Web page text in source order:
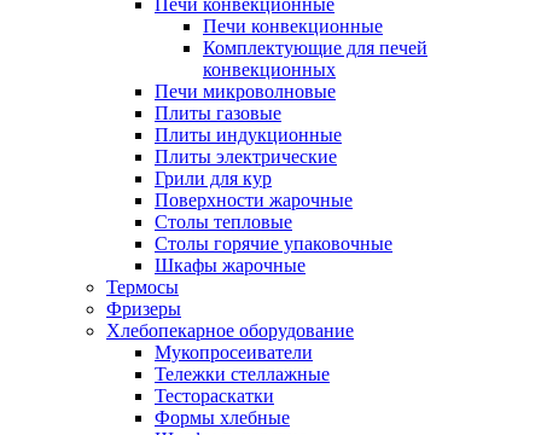
Печи конвекционные
Комплектующие для печей
конвекционных
Печи микроволновые
Плиты газовые
Плиты индукционные
Плиты электрические
Грили для кур
Поверхности жарочные
Столы тепловые
Столы горячие упаковочные
Шкафы жарочные
Термосы
Фризеры
Хлебопекарное оборудование
Мукопросеиватели
Тележки стеллажные
Тестораскатки
Формы хлебные